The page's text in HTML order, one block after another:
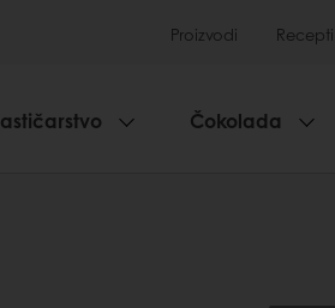
Proizvodi Recepti
Čokolada